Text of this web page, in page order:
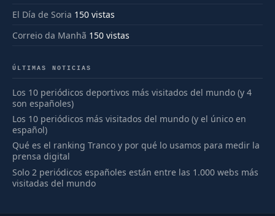
El Día de Soria 150 vistas
Correio da Manhã 150 vistas
ÚLTIMAS NOTICIAS
Los 10 periódicos deportivos más visitados del mundo (y 4
son españoles)
Los 10 periódicos más visitados del mundo (y el único en
español)
Qué es el ranking Tranco y por qué lo usamos para medir la
prensa digital
Solo 2 periódicos españoles están entre las 1.000 webs más
visitadas del mundo